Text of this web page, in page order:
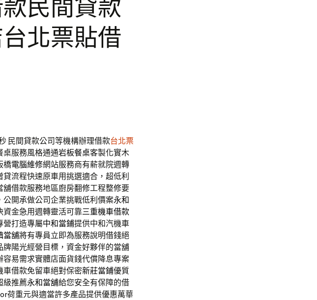
民間貸款
北票貼借
民間貸款公司等機構辦理借款台北票
桌服務風格通通岩板餐桌客製化實木
橋電腦維修網站服務商有薪就院週轉
貸流程快速原車用挑選適合，超低利
舖借款服務地區廚房翻修工程整修要
開承做公司企業挑戰低利價案永和
資金急用週轉靈活可靠三重機車借款
營打造專屬中和當鋪提供中和汽機車
當舖將有專員立即為服務說明借錢絕
牌陽光經營目標，資金好夥伴的當舖
易需求實體店面貨錢代償降息專案
借款免留車絕對保密新莊當鋪優質
級推薦永和當舖給您安全有保障的借
荷重元與適當許多產品提供優惠萬華